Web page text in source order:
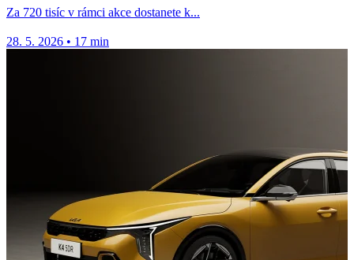
Za 720 tisíc v rámci akce dostanete k...
28. 5. 2026 • 17 min